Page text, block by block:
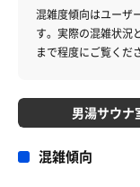
混雑度傾向はユーザ
す。 実際の混雑状況
まで程度にご覧くだ
男湯サウナ
混雑傾向